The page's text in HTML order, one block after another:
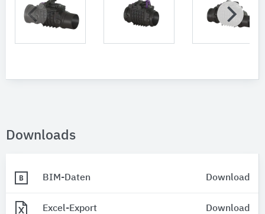
Downloads
BIM-Daten Download
Excel-Export Download